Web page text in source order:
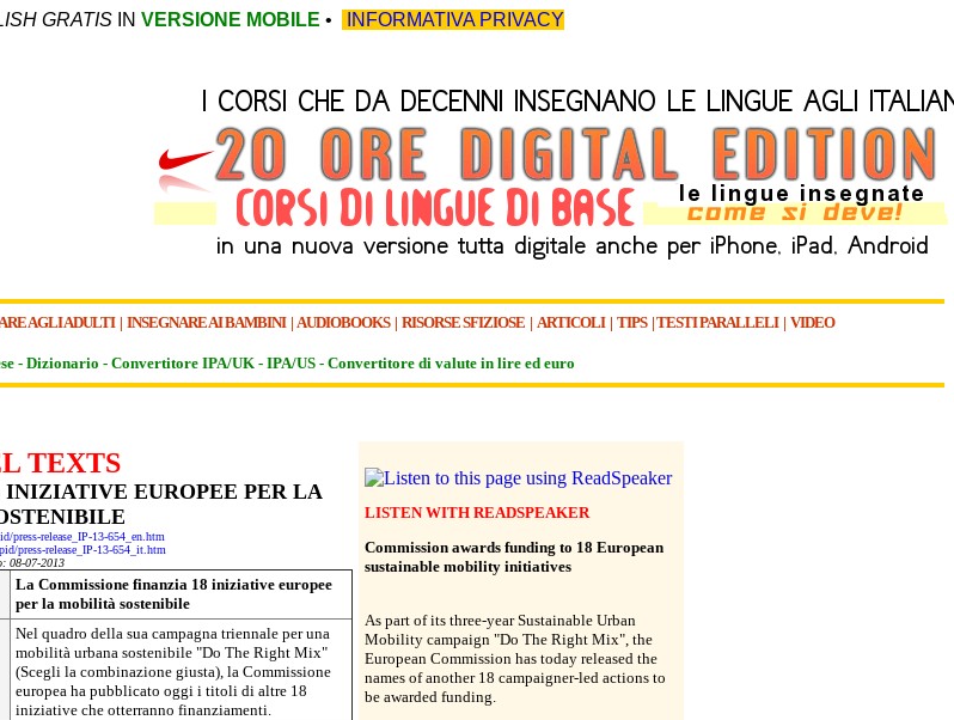
GRATIS IN VERSIONE MOBILE • INFORMATIVA PRIVACY
AGLI ADULTI | INSEGNARE AI BAMBINI| AUDIOBOOKS| RISORSE SFIZIOSE | ARTICOLI| TIPS|TESTI PARALLELI| VIDEO
-Dizionario - Convertitore IPA/UK - IPA/US - Convertitore di valute in lire ed euro
TEXTS
EUROPEE PER LA
press-release_IP-13-654_en.htm
press-release_IP-13-654_it.htm
08-07-2013
La Commissione finanzia 18 iniziative europee
per la mobilità sostenibile
Nel quadro della sua campagna triennale per una
mobilità urbana sostenibile "Do The Right Mix"
(Scegli la combinazione giusta), la Commissione
europea ha pubblicato oggi i titoli di altre 18
iniziative che otterranno finanziamenti.
LISTEN WITH READSPEAKER
Commission awards funding to 18 European
sustainable mobility initiatives
As part of its three-year Sustainable Urban
Mobility campaign "Do The Right Mix", the
European Commission has today released the
names of another 18 campaigner-led actions to
be awarded funding.